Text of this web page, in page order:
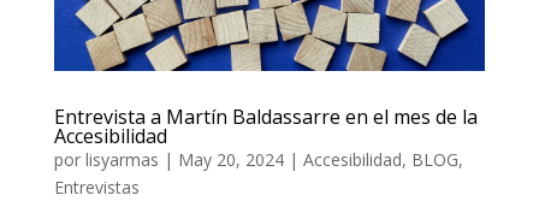
Entrevista a Martín Baldassarre en el mes de la
Accesibilidad
por lisyarmas | May 20, 2024| Accesibilidad, BLOG,
Entrevistas